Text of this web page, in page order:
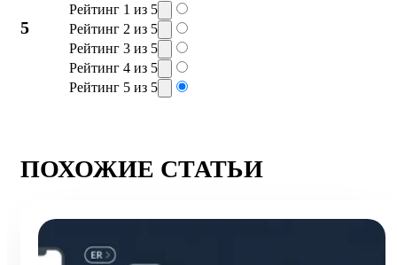
5
Рейтинг 1 из 5
Рейтинг 2 из 5
Рейтинг 3 из 5
Рейтинг 4 из 5
Рейтинг 5 из 5
ПОХОЖИЕ СТАТЬИ